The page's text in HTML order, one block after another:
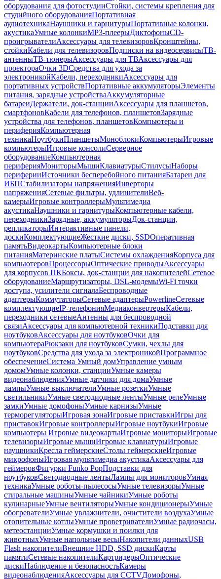
оборудования для фотостудииСтойки, системы крепления для
студийного оборудованияПортативная
аудиотехникаНаушники и гарнитурыПортативные колонки,
акустикаУмные колонкиMP3-плеерыДиктофоныCD-
проигрывателиАксессуары для телевизоровКронштейны,
стойкиКабели для телевизоровПодписки на видеосервисыТВ-
антенныТВ-тюнерыАксессуары для ТВАксессуары для
проектораОчки 3DСредства для ухода за
электроникойКабели, переходникиАксессуары для
портативных устройствПортативные аккумуляторыЭлементы
питания, зарядные устройстваАккумуляторные
батареиДержатели, док-станцииАксессуары для планшетов,
смартфоновКабели для телефонов, планшетовЗарядные
устройства для телефонов, планшетовКомпьютеры и
периферияКомпьютерная
техникаНоутбукиПланшетыМоноблокиКомпьютерыИгровые
компьютерыИгровые консолиСерверное
оборудованиеКомпьютерная
периферияМониторыМышиКлавиатурыСтилусыНаборы
периферииИсточники бесперебойного питанияБатареи для
ИБПСтабилизаторы напряженияИнверторы
напряженияСетевые фильтры, удлинителиВеб-
камерыИгровые контроллерыМультимедиа
акустикаНаушники и гарнитурыКомпьютерные кабели,
переходникиЗарядные, аккумуляторыДок-станции,
репликаторыИнтерактивные панели,
доскиКомплектующиеЖесткие диски, SSDОперативная
памятьВидеокартыКомпьютерные блоки
питанияМатеринские платыСистемы охлажденияКорпуса для
компьютеровПроцессорыОптические приводыАксессуары
для корпусов ПКБоксы, док-станции для накопителейСетевое
оборудованиеМаршрутизаторы, DSL-модемыWi-Fi точки
доступа, усилители сигналаБеспроводные
адаптерыКоммутаторыСетевые адаптерыPowerlineСетевые
комплектующиеIP-телефонияМедиаконвертерыКабели,
переходники сетевыеАнтенны для беспроводной
связиАксессуары для компьютерной техникиПодставки для
ноутбуковАксессуары для ноутбуковОчки для
компьютераРюкзаки для ноутбуковСумки, чехлы для
ноутбуковСредства для ухода за электроникойПрограммное
обеспечениеСистема Умный домУправление умным
домомУмные колонки, станцииУмные камеры
видеонаблюденияУмные датчики для домаУмные
лампыУмные выключателиУмные розеткиУмные
светильникиУмные светодиодные лентыУмные релеУмные
замкиУмные домофоныУмные карнизыУмные
терморегуляторыИгровая зонаИгровые приставкиИгры для
приставокИгровые контроллерыИгровые ноутбукиИгровые
компьютеры Игровые видеокартыИгровые мониторыИгровые
телевизорыИгровые мышиИгровые клавиатурыИгровые
наушникиКресла геймерскиеСтолы геймерскиеИгровые
микрофоныИгровая мультимедиа акустикаАксессуары для
геймеровФигурки Funko PopПодставки для
ноутбуковСветодиодные лентыЛампы для мониторовУмная
техникаУмные роботы-пылесосыУмные телевизорыУмные
стиральные машиныУмные чайникиУмные роботы
кулинарныеУмные вентиляторыУмные кондиционерыУмные
обогревателиУмные увлажнители, очистители воздухаУмные
отопительные котлыУмные проветривателиУмные радиочасы,
метеостанцииУмные кормушки и поилки для
животныхУмные напольные весыНакопители данныхUSB
Flash накопителиВнешние HDD, SSD дискиКарты
памятиСетевые накопителиКартридерыОптические
дискиНаблюдение и безопасностьКамеры
видеонаблюденияАксессуары для CCTVДомофоны,